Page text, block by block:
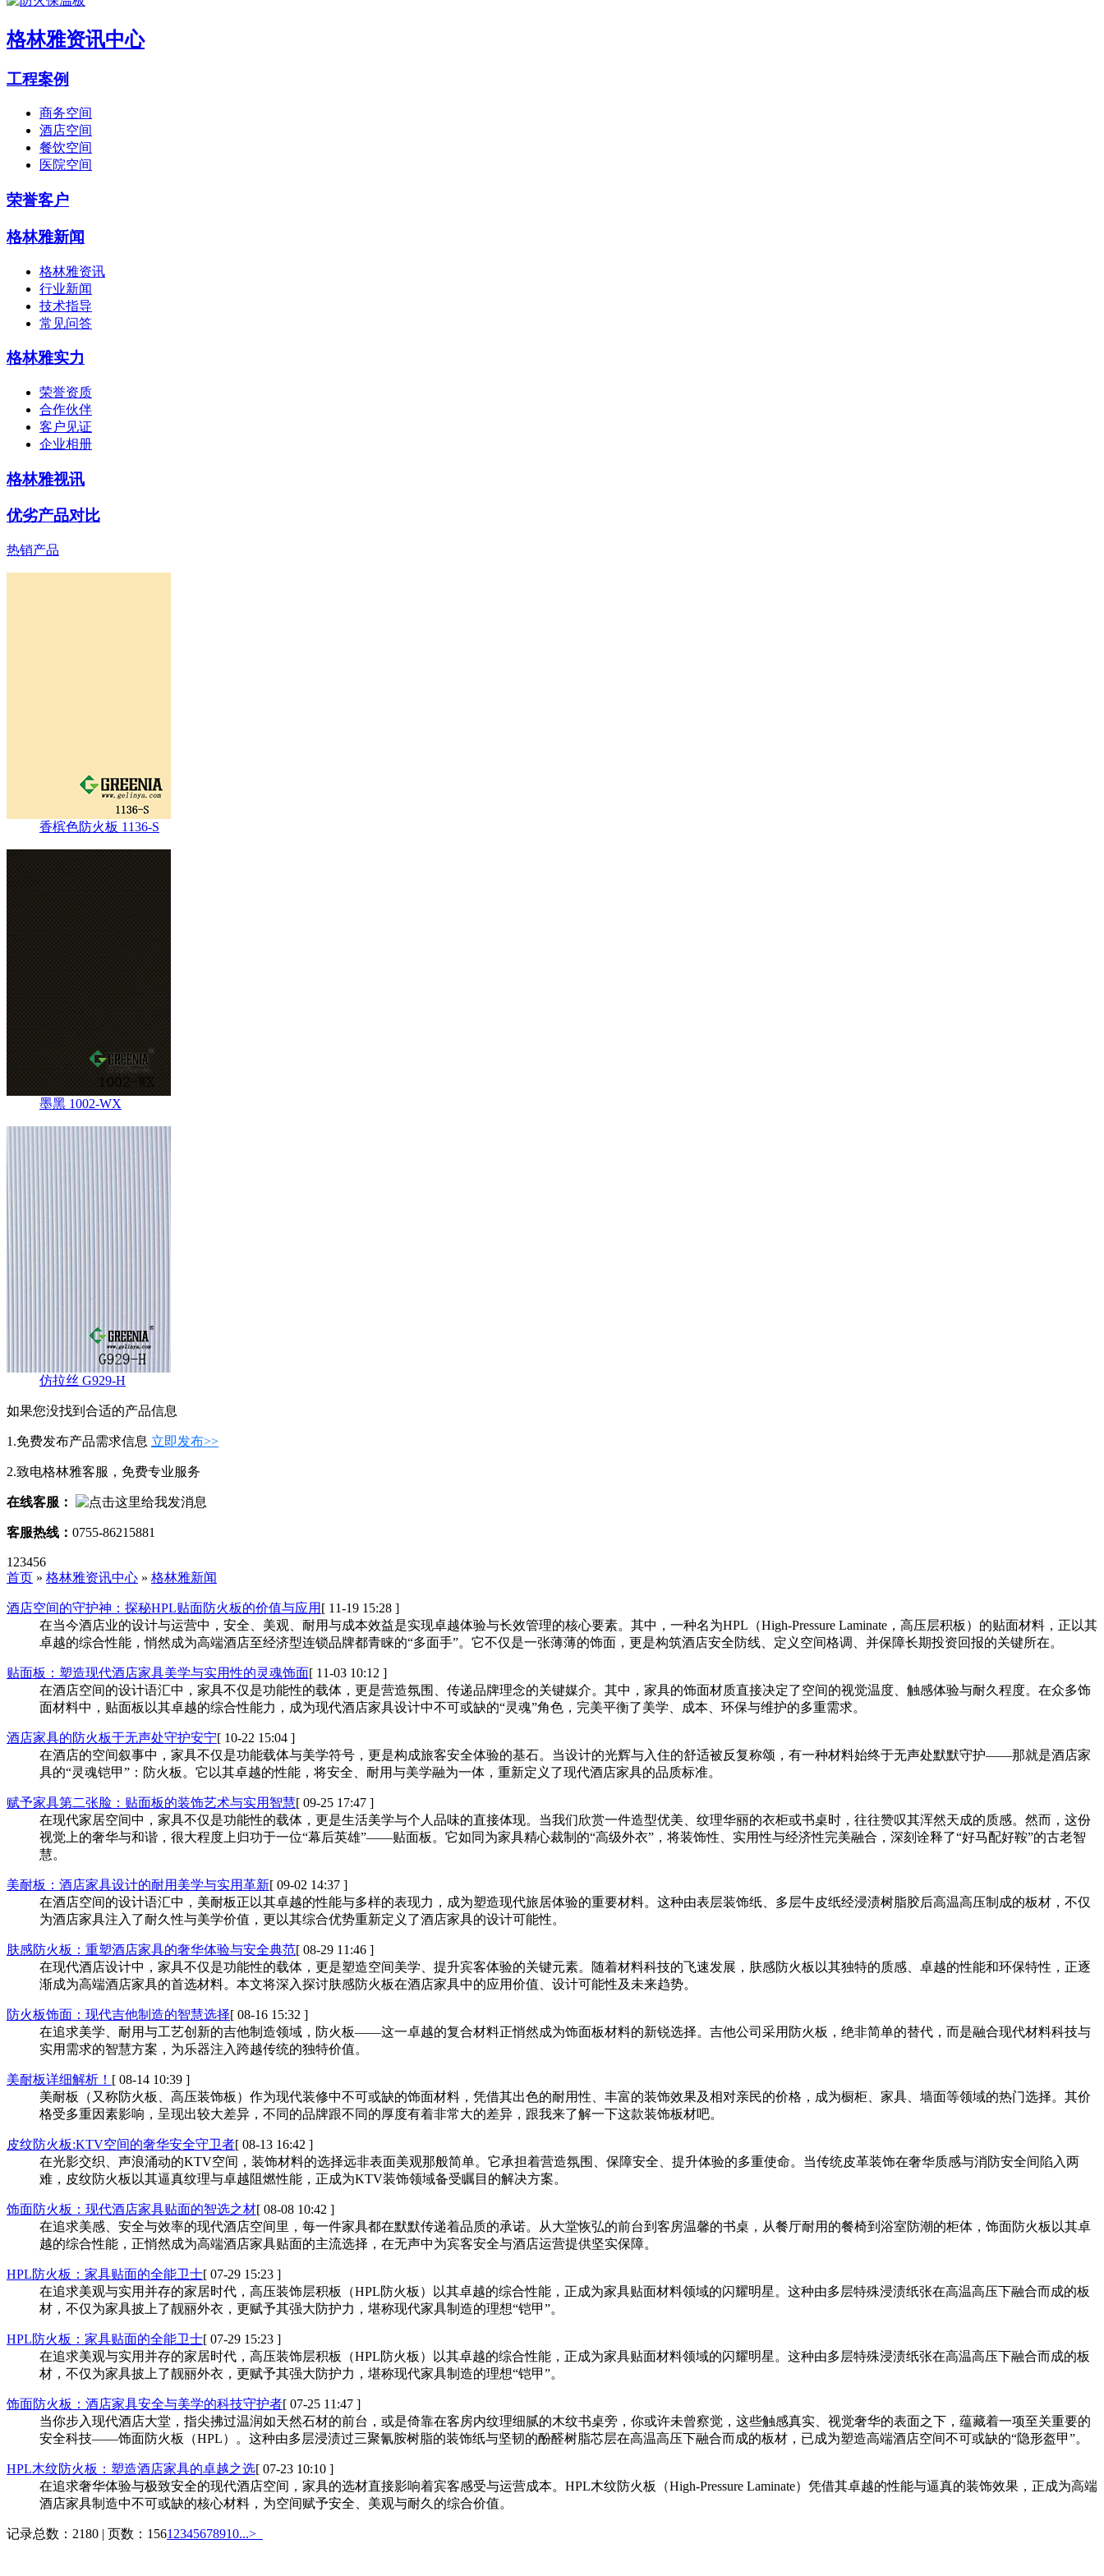
格林雅资讯中心
工程案例
商务空间
酒店空间
餐饮空间
医院空间
荣誉客户
格林雅新闻
格林雅资讯
行业新闻
技术指导
常见问答
格林雅实力
荣誉资质
合作伙伴
客户见证
企业相册
格林雅视讯
优劣产品对比
热销产品
香槟色防火板 1136-S
墨黑 1002-WX
仿拉丝 G929-H
如果您没找到合适的产品信息
1.免费发布产品需求信息 立即发布>>
2.致电格林雅客服，免费专业服务
在线客服：
客服热线： 0755-86215881
123456
首页 » 格林雅资讯中心 » 格林雅新闻
酒店空间的守护神：探秘HPL贴面防火板的价值与应用 [ 11-19 15:28 ]
在当今酒店业的设计与运营中，安全、美观、耐用与成本效益是实现卓越体验与长效管理的核心要素。其中，一种名为HPL（High-Pressure Laminate，高压层积板）的贴面材料，正以其
卓越的综合性能，悄然成为高端酒店至经济型连锁品牌都青睐的“多面手”。它不仅是一张薄薄的饰面，更是构筑酒店安全防线、定义空间格调、并保障长期投资回报的关键所在。
贴面板：塑造现代酒店家具美学与实用性的灵魂饰面[ 11-03 10:12 ]
在酒店空间的设计语汇中，家具不仅是功能性的载体，更是营造氛围、传递品牌理念的关键媒介。其中，家具的饰面材质直接决定了空间的视觉温度、触感体验与耐久程度。在众多饰
面材料中，贴面板以其卓越的综合性能力，成为现代酒店家具设计中不可或缺的“灵魂”角色，完美平衡了美学、成本、环保与维护的多重需求。
酒店家具的防火板于无声处守护安宁[ 10-22 15:04 ]
在酒店的空间叙事中，家具不仅是功能载体与美学符号，更是构成旅客安全体验的基石。当设计的光辉与入住的舒适被反复称颂，有一种材料始终于无声处默默守护——那就是酒店家
具的“灵魂铠甲”：防火板。它以其卓越的性能，将安全、耐用与美学融为一体，重新定义了现代酒店家具的品质标准。
赋予家具第二张脸：贴面板的装饰艺术与实用智慧[ 09-25 17:47 ]
在现代家居空间中，家具不仅是功能性的载体，更是生活美学与个人品味的直接体现。当我们欣赏一件造型优美、纹理华丽的衣柜或书桌时，往往赞叹其浑然天成的质感。然而，这份
视觉上的奢华与和谐，很大程度上归功于一位“幕后英雄”——贴面板。它如同为家具精心裁制的“高级外衣”，将装饰性、实用性与经济性完美融合，深刻诠释了“好马配好鞍”的古老智
慧。
美耐板：酒店家具设计的耐用美学与实用革新[ 09-02 14:37 ]
在酒店空间的设计语汇中，美耐板正以其卓越的性能与多样的表现力，成为塑造现代旅居体验的重要材料。这种由表层装饰纸、多层牛皮纸经浸渍树脂胶后高温高压制成的板材，不仅
为酒店家具注入了耐久性与美学价值，更以其综合优势重新定义了酒店家具的设计可能性。
肤感防火板：重塑酒店家具的奢华体验与安全典范[ 08-29 11:46 ]
在现代酒店设计中，家具不仅是功能性的载体，更是塑造空间美学、提升宾客体验的关键元素。随着材料科技的飞速发展，肤感防火板以其独特的质感、卓越的性能和环保特性，正逐
渐成为高端酒店家具的首选材料。本文将深入探讨肤感防火板在酒店家具中的应用价值、设计可能性及未来趋势。
防火板饰面：现代吉他制造的智慧选择[ 08-16 15:32 ]
在追求美学、耐用与工艺创新的吉他制造领域，防火板——这一卓越的复合材料正悄然成为饰面板材料的新锐选择。吉他公司采用防火板，绝非简单的替代，而是融合现代材料科技与
实用需求的智慧方案，为乐器注入跨越传统的独特价值。
美耐板详细解析！ [ 08-14 10:39 ]
美耐板（又称防火板、高压装饰板）作为现代装修中不可或缺的饰面材料，凭借其出色的耐用性、丰富的装饰效果及相对亲民的价格，成为橱柜、家具、墙面等领域的热门选择。其价
格受多重因素影响，呈现出较大差异，不同的品牌跟不同的厚度有着非常大的差异，跟我来了解一下这款装饰板材吧。
皮纹防火板:KTV空间的奢华安全守卫者[ 08-13 16:42 ]
在光影交织、声浪涌动的KTV空间，装饰材料的选择远非表面美观那般简单。它承担着营造氛围、保障安全、提升体验的多重使命。当传统皮革装饰在奢华质感与消防安全间陷入两
难，皮纹防火板以其逼真纹理与卓越阻燃性能，正成为KTV装饰领域备受瞩目的解决方案。
饰面防火板：现代酒店家具贴面的智选之材[ 08-08 10:42 ]
在追求美感、安全与效率的现代酒店空间里，每一件家具都在默默传递着品质的承诺。从大堂恢弘的前台到客房温馨的书桌，从餐厅耐用的餐椅到浴室防潮的柜体，饰面防火板以其卓
越的综合性能，正悄然成为高端酒店家具贴面的主流选择，在无声中为宾客安全与酒店运营提供坚实保障。
HPL防火板：家具贴面的全能卫士[ 07-29 15:23 ]
在追求美观与实用并存的家居时代，高压装饰层积板（HPL防火板）以其卓越的综合性能，正成为家具贴面材料领域的闪耀明星。这种由多层特殊浸渍纸张在高温高压下融合而成的板
材，不仅为家具披上了靓丽外衣，更赋予其强大防护力，堪称现代家具制造的理想“铠甲”。
HPL防火板：家具贴面的全能卫士[ 07-29 15:23 ]
在追求美观与实用并存的家居时代，高压装饰层积板（HPL防火板）以其卓越的综合性能，正成为家具贴面材料领域的闪耀明星。这种由多层特殊浸渍纸张在高温高压下融合而成的板
材，不仅为家具披上了靓丽外衣，更赋予其强大防护力，堪称现代家具制造的理想“铠甲”。
饰面防火板：酒店家具安全与美学的科技守护者[ 07-25 11:47 ]
当你步入现代酒店大堂，指尖拂过温润如天然石材的前台，或是倚靠在客房内纹理细腻的木纹书桌旁，你或许未曾察觉，这些触感真实、视觉奢华的表面之下，蕴藏着一项至关重要的
安全科技——饰面防火板（HPL）。这种由多层浸渍过三聚氰胺树脂的装饰纸与坚韧的酚醛树脂芯层在高温高压下融合而成的板材，已成为塑造高端酒店空间不可或缺的“隐形盔甲”。
HPL木纹防火板：塑造酒店家具的卓越之选[ 07-23 10:10 ]
在追求奢华体验与极致安全的现代酒店空间，家具的选材直接影响着宾客感受与运营成本。HPL木纹防火板（High-Pressure Laminate）凭借其卓越的性能与逼真的装饰效果，正成为高端
酒店家具制造中不可或缺的核心材料，为空间赋予安全、美观与耐久的综合价值。
记录总数：2180 | 页数：1561 2345678910...>